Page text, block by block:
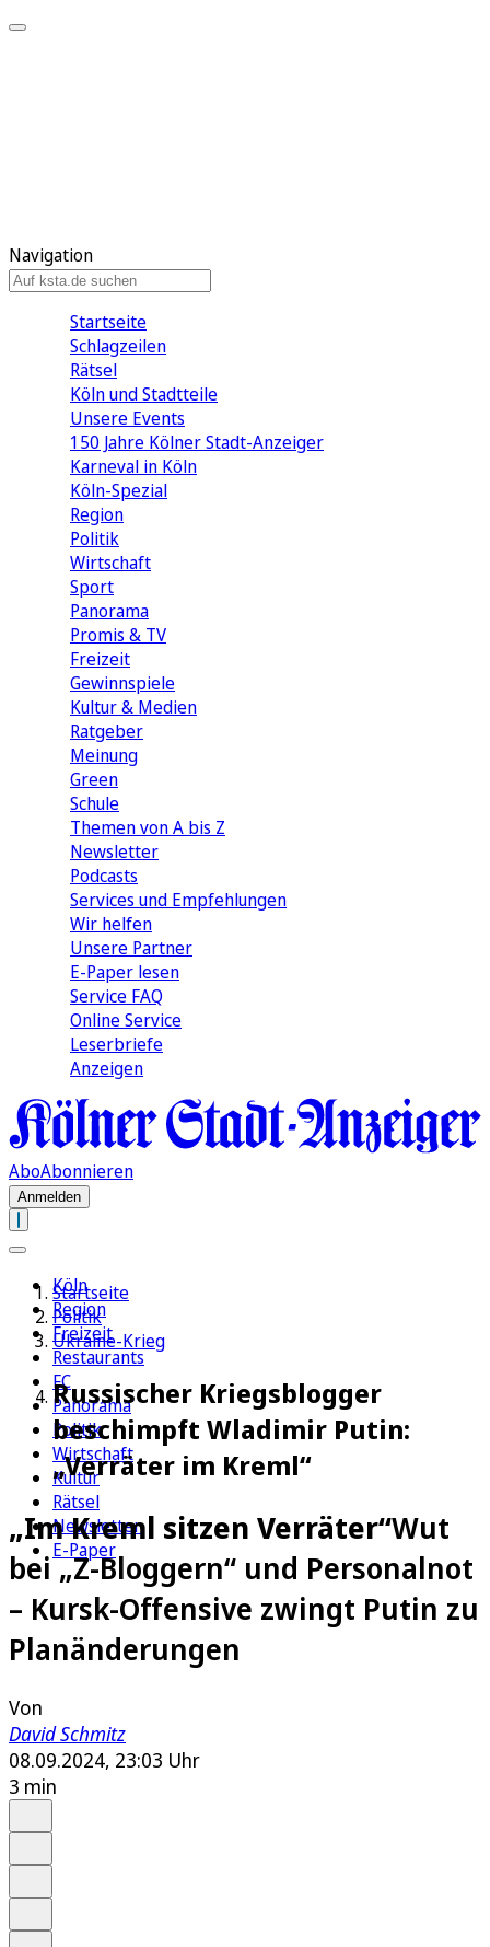
Navigation
Startseite
Schlagzeilen
Rätsel
Köln und Stadtteile
Unsere Events
150 Jahre Kölner Stadt-Anzeiger
Karneval in Köln
Köln-Spezial
Region
Politik
Wirtschaft
Sport
Panorama
Promis & TV
Freizeit
Gewinnspiele
Kultur & Medien
Ratgeber
Meinung
Green
Schule
Themen von A bis Z
Newsletter
Podcasts
Services und Empfehlungen
Wir helfen
Unsere Partner
E-Paper lesen
Service FAQ
Online Service
Leserbriefe
Anzeigen
AboAbonnieren
Anmelden
Köln
Region
Freizeit
Restaurants
FC
Panorama
Politik
Wirtschaft
Kultur
Rätsel
Newsletter
E-Paper
Startseite
Politik
Ukraine-Krieg
Russischer Kriegsblogger
beschimpft Wladimir Putin:
„Verräter im Kreml“
„Im Kreml sitzen Verräter“Wut
bei „Z-Bloggern“ und Personalnot
– Kursk-Offensive zwingt Putin zu
Planänderungen
Von
David Schmitz
08.09.2024, 23:03 Uhr
3 min